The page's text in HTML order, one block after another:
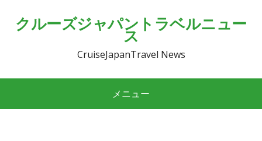
クルーズジャパントラベルニュー
ス
CruiseJapanTravel News
メニュー